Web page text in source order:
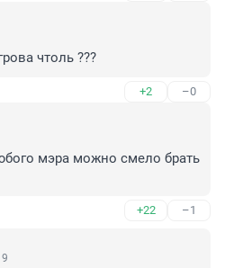
чтоль ???
+2 –0
мэра можно смело брать
+22 –1